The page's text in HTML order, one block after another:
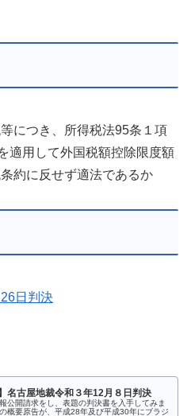
につき、所得税法95条１項
適用して外国税額控除限度額
約に反せず適法であるか
日判決
名古屋地裁令和３年12月８日判決
公開請求をし、表題の判決書を入手してみま
概要原告が、平成28年及び平成30年にブラジ